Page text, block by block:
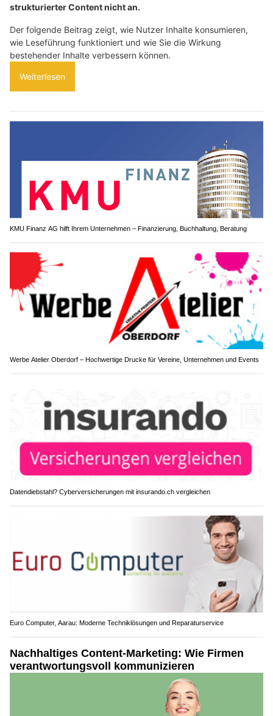
strukturierter Content nicht an.
Der folgende Beitrag zeigt, wie Nutzer Inhalte konsumieren,
wie Leseführung funktioniert und wie Sie die Wirkung
bestehender Inhalte verbessern können.
Weiterlesen
KMU Finanz AG hilft Ihrem Unternehmen – Finanzierung, Buchhaltung, Beratung
Werbe Atelier Oberdorf – Hochwertige Drucke für Vereine, Unternehmen und Events
Datendiebstahl? Cyberversicherungen mit insurando.ch vergleichen
Euro Computer, Aarau: Moderne Techniklösungen und Reparaturservice
Nachhaltiges Content-Marketing: Wie Firmen
verantwortungsvoll kommunizieren